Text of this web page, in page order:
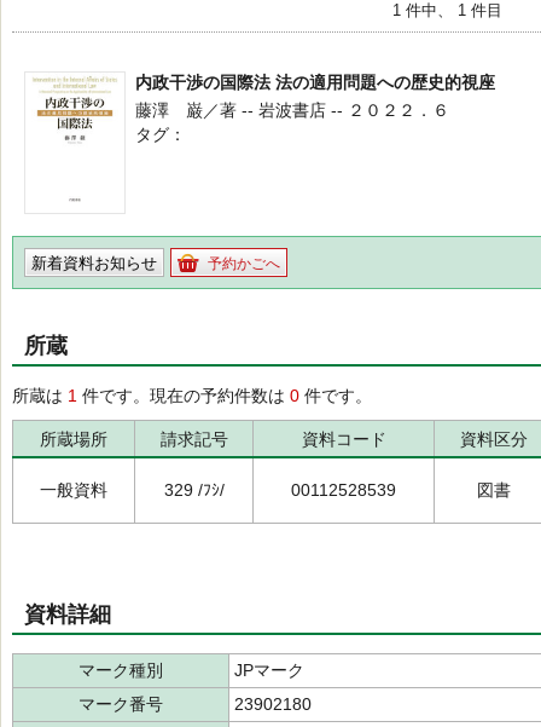
1 件中、 1 件目
内政干渉の国際法 法の適用問題への歴史的視座
藤澤 巌／著 -- 岩波書店 -- ２０２２．６
タグ
新着資料お知らせ 予約かごへ
所蔵
所蔵は 1 件です。現在の予約件数は 0 件です。
所蔵場所 請求記号 資料コード 資料区分
一般資料 329 /ﾌｼ/ 00112528539 図書
資料詳細
マーク種別
JPマーク
マーク番号
23902180